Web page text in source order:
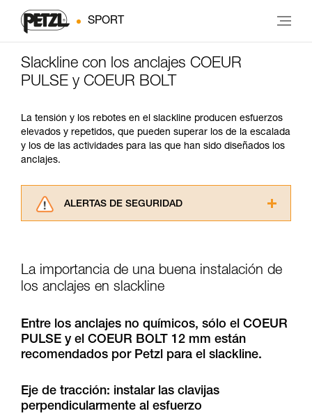
SPORT
Slackline con los anclajes COEUR
PULSE y COEUR BOLT
La tensión y los rebotes en el slackline producen esfuerzos
elevados y repetidos, que pueden superar los de la escalada
y los de las actividades para las que han sido diseñados los
anclajes.
ALERTAS DE SEGURIDAD
información de la ficha técnica para poder
comprender este complemento informativo.
través de un profesional su capacidad para
ejecutar estas técnicas, solo y con total
seguridad, antes de ejecutarlas de forma
su actividad. Pueden existir otras que no
describimos aquí.
La importancia de una buena instalación de
los anclajes en slackline
Entre los anclajes no químicos, sólo el COEUR
PULSE y el COEUR BOLT 12 mm están
recomendados por Petzl para el slackline.
Eje de tracción: instalar las clavijas
perpendicularmente al esfuerzo